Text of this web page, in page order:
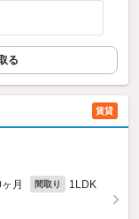
る
賃貸
月 間取り 1LDK